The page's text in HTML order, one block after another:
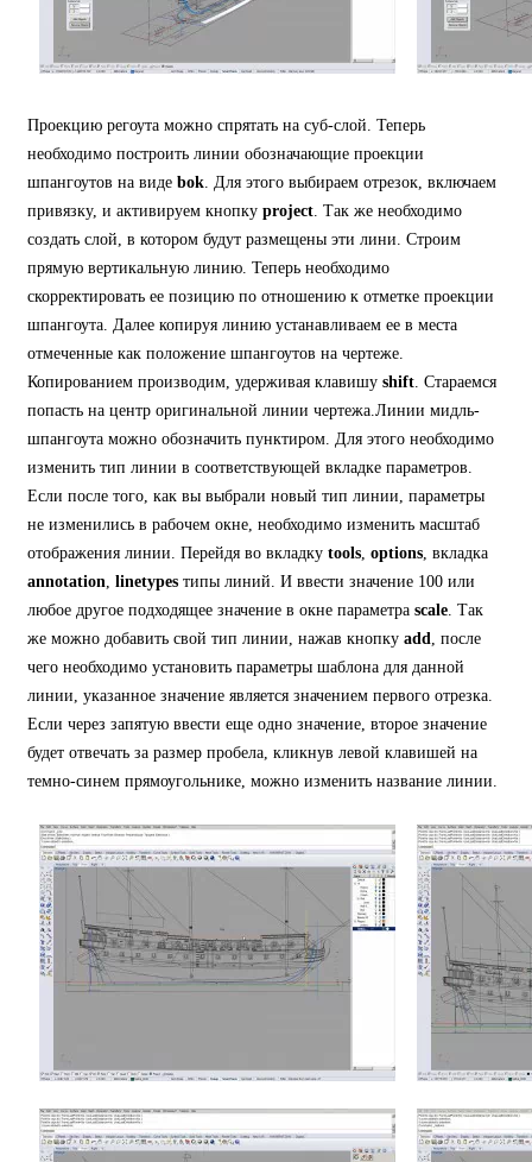
Проекцию регоута можно спрятать на суб-слой. Теперь
необходимо построить линии обозначающие проекции
шпангоутов на виде bok . Для этого выбираем отрезок, включаем
привязку, и активируем кнопку project . Так же необходимо
создать слой, в котором будут размещены эти лини. Строим
прямую вертикальную линию. Теперь необходимо
скорректировать ее позицию по отношению к отметке проекции
шпангоута. Далее копируя линию устанавливаем ее в места
отмеченные как положение шпангоутов на чертеже.
Копированием производим, удерживая клавишу shift . Стараемся
попасть на центр оригинальной линии чертежа.Линии мидль-
шпангоута можно обозначить пунктиром. Для этого необходимо
изменить тип линии в соответствующей вкладке параметров.
Если после того, как вы выбрали новый тип линии, параметры
не изменились в рабочем окне, необходимо изменить масштаб
отображения линии. Перейдя во вкладку tools options , вкладка
annotation linetypes типы линий. И ввести значение 100 или
любое другое подходящее значение в окне параметра scale . Так
же можно добавить свой тип линии, нажав кнопку add
, после
чего необходимо установить параметры шаблона для данной
линии, указанное значение является значением первого отрезка.
Если через запятую ввести еще одно значение, второе значение
будет отвечать за размер пробела, кликнув левой клавишей на
темно-синем прямоугольнике, можно изменить название линии.